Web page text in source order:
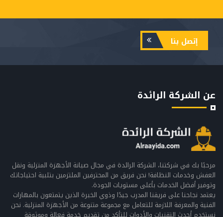
إتصل بنا
عن الشركة الرائدة
مرحبًا بك في شركتنا، الشركة الرائدة في مجال صيانة الأجهزة المنزلية ونقل
العفش وخدمات النظافة! نحن فريق من المحترفين الملتزمين بتلبية احتياجاتك
وتوفير أفضل الخدمات بأعلى مستويات الجودة.
يعتمد نجاحنا على فريقنا المدرب جيدًا وذوي الخبرة الذين يتمتعون بالمهارات
الفنية والمعرفة اللازمة للتعامل مع مجموعة متنوعة من الأجهزة المنزلية. نحن